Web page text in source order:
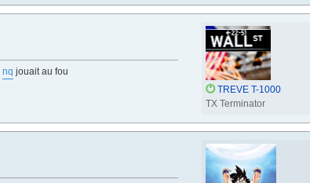
nq jouait au fou
TREVE T-1000
TX Terminator